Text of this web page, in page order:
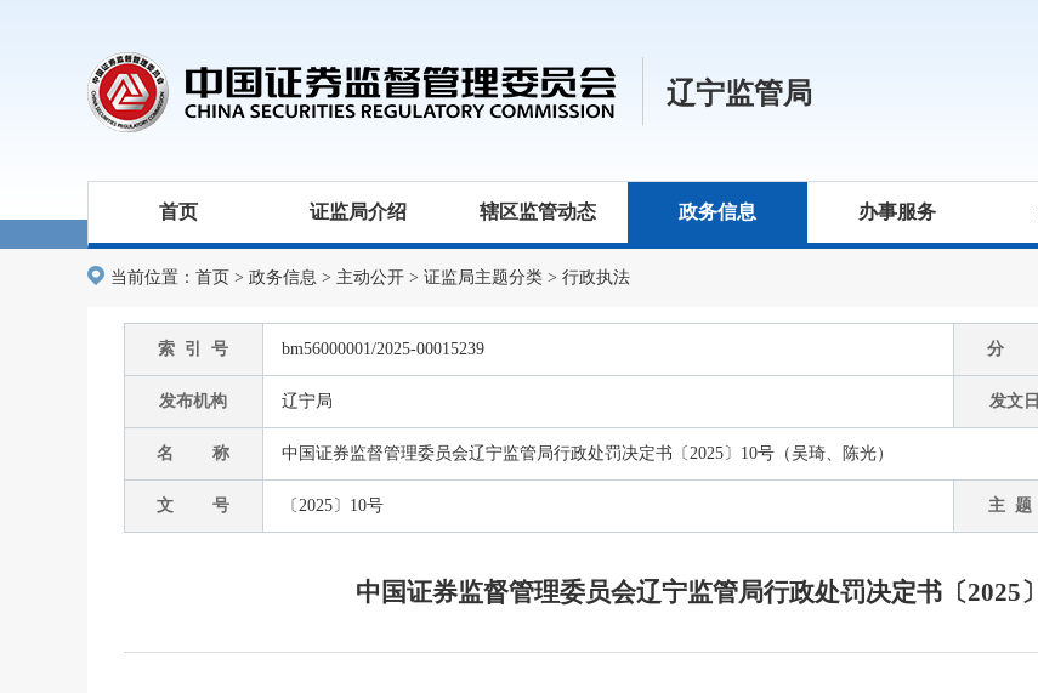
辽宁监管局
首页 证监局介绍 辖区监管动态 政务信息 办事服务
当前位置： 首页 > 政务信息 > 主动公开 > 证监局主题分类 > 行政执法
索 引 号 bm56000001/2025-00015239 分
发布机构 辽宁局 发文
名 称 中国证券监督管理委员会辽宁监管局行政处罚决定书〔2025〕10号（吴琦、陈光）
文 号 〔2025〕10号 主 题
中国证券监督管理委员会辽宁监管局行政处罚决定书〔2025